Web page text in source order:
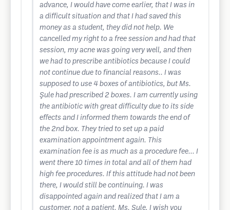
advance, I would have come earlier, that I was in
a difficult situation and that I had saved this
money as a student, they did not help. We
cancelled my right to a free session and had that
session, my acne was going very well, and then
we had to prescribe antibiotics because I could
not continue due to financial reasons.. I was
supposed to use 4 boxes of antibiotics, but Ms.
Şule had prescribed 2 boxes. I am currently using
the antibiotic with great difficulty due to its side
effects and I informed them towards the end of
the 2nd box. They tried to set up a paid
examination appointment again. This
examination fee is as much as a procedure fee... I
went there 10 times in total and all of them had
high fee procedures. If this attitude had not been
there, I would still be continuing. I was
disappointed again and realized that I am a
customer, not a patient. Ms. Şule, I wish you